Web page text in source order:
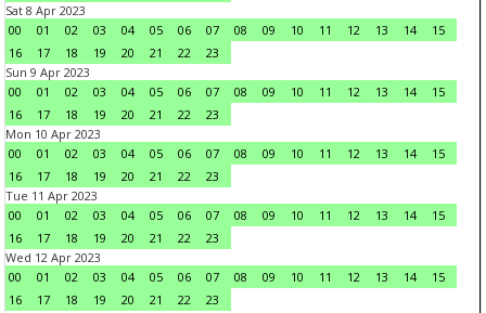
Sat 8 Apr 2023
00
01 02 03 04 05 06 07 08 09 10 11 12 13 14
15
16
17 18 19 20 21 22
23
Sun 9 Apr 2023
00
01 02 03 04 05 06 07 08 09 10 11 12 13 14
15
16
17 18 19 20 21 22
23
Mon 10 Apr 2023
00
01 02 03 04 05 06 07 08 09 10 11 12 13 14
15
16
17 18 19 20 21 22
23
Tue 11 Apr 2023
00
01 02 03 04 05 06 07 08 09 10 11 12 13 14
15
16
17 18 19 20 21 22
23
Wed 12 Apr 2023
00
01 02 03 04 05 06 07 08 09 10 11 12 13 14
15
16
17 18 19 20 21 22
23